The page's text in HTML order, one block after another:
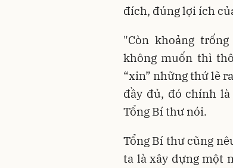
đích, đúng lợi ích
"Còn khoảng
không muốn thì
“xin” những thứ lẽ
đầy đủ, đó chính
Tổng Bí thư nói.
Tổng Bí thư cũng
ta là xây dựng một